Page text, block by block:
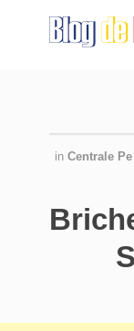
in Centrale